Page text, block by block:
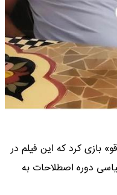
بازی کرد که این فیلم در
سیاسی دوره اصطلاحات به